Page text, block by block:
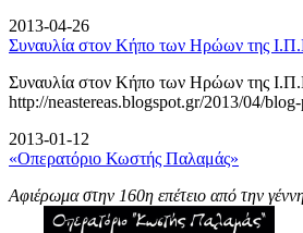
2013-04-26
Συναυλία στον Κήπο των Ηρώων της
Συναυλία στον Κήπο των Ηρώων της
http://neastereas.blogspot.gr/2013/04/
2013-01-12
«Οπερατόριο Κωστής Παλαμάς»
Αφιέρωμα στην 160η επέτειο από την